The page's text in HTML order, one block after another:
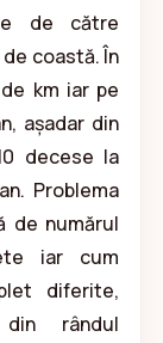
de către
coastă. În
km iar pe
așadar din
decese la
Problema
de numărul
iar cum
diferite,
rândul